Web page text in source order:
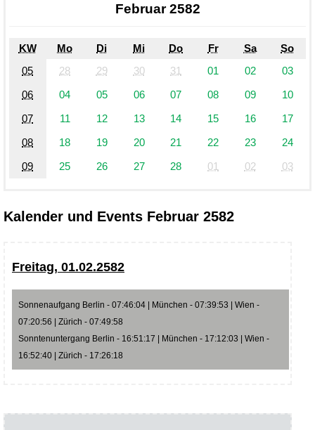
Februar 2582
KW Mo Di Mi Do Fr Sa
So
05
28 29 30 31 01 02
03
06
04 05 06 07 08 09
10
07
11 12 13 14 15 16
17
08
18 19 20 21 22 23
24
09
25 26 27 28 01 02 03
Kalender und Events Februar 2582
Freitag, 01.02.2582
Sonnenaufgang Berlin - 07:46:04 | München - 07:39:53 | Wien -
07:20:56 | Zürich - 07:49:58
Sonntenuntergang Berlin - 16:51:17 | München - 17:12:03 | Wien -
16:52:40 | Zürich - 17:26:18